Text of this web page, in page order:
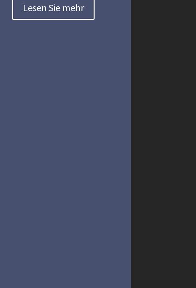
Lesen Sie mehr